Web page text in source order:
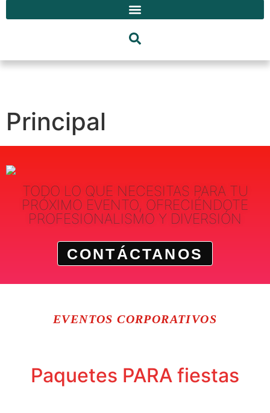
Principal
TODO LO QUE NECESITAS PARA TU
PRÓXIMO EVENTO, OFRECIÉNDOTE
PROFESIONALISMO Y DIVERSIÓN
CONTÁCTANOS
EVENTOS CORPORATIVOS
Paquetes PARA fiestas